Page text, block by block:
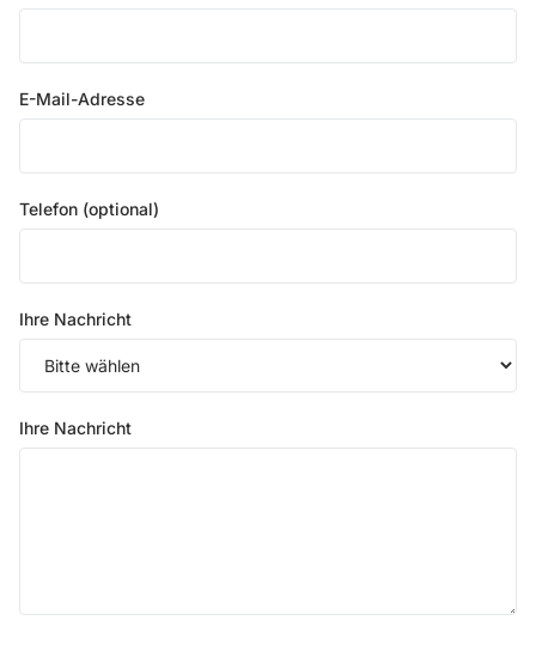
E-Mail-Adresse
Telefon (optional)
Ihre Nachricht
Ihre Nachricht